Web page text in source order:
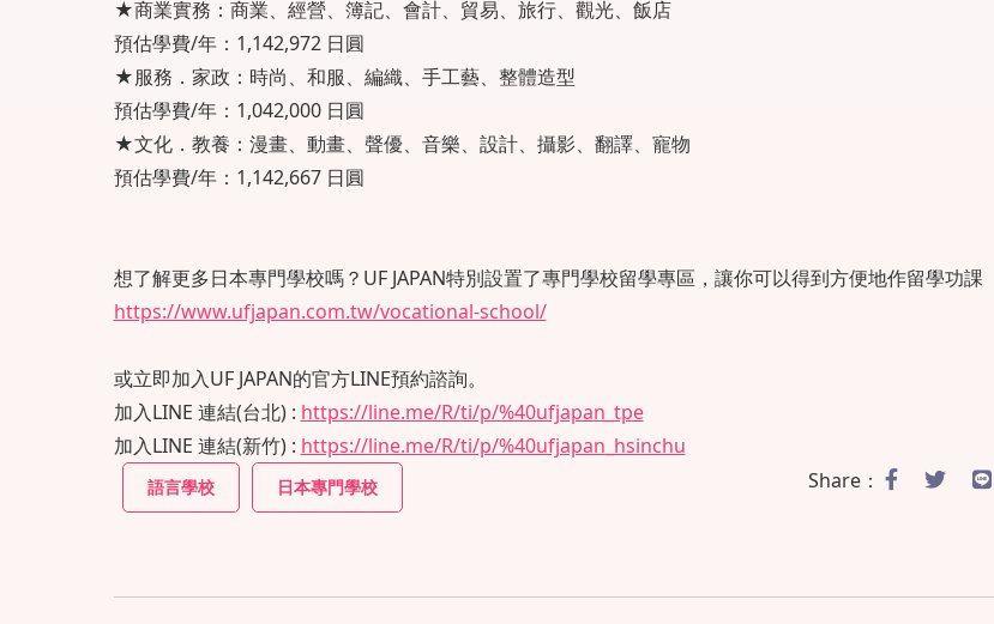
★商業實務：商業、經營、簿記、會計、貿易、旅行、觀光、飯店
預估學費/年：1,142,972 日圓
★服務．家政：時尚、和服、編織、手工藝、整體造型
預估學費/年：1,042,000 日圓
★文化．教養：漫畫、動畫、聲優、音樂、設計、攝影、翻譯、寵物
預估學費/年：1,142,667 日圓
想了解更多日本專門學校嗎？UF JAPAN特別設置了專門學校留學專區，讓你可以得到方便地作留學功課
https://www.ufjapan.com.tw/vocational-school/
或立即加入UF JAPAN的官方LINE預約諮詢。
加入LINE 連結(台北) : https://line.me/R/ti/p/%40ufjapan_tpe
加入LINE 連結(新竹) : https://line.me/R/ti/p/%40ufjapan_hsinchu
語言學校 日本專門學校 Share：